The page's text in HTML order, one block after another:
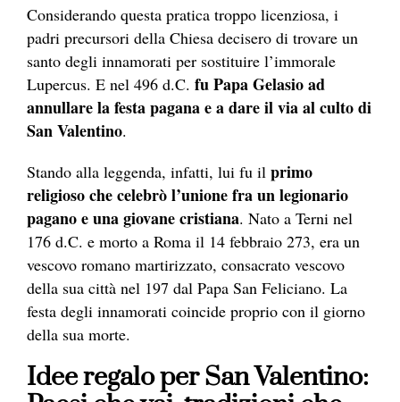
Considerando questa pratica troppo licenziosa, i
padri precursori della Chiesa decisero di trovare un
santo degli innamorati per sostituire l’immorale
Lupercus. E nel 496 d.C. fu Papa Gelasio ad
annullare la festa pagana e a dare il via al culto di
San Valentino.
Stando alla leggenda, infatti, lui fu il primo
religioso che celebrò l’unione fra un legionario
pagano e una giovane cristiana. Nato a Terni nel
176 d.C. e morto a Roma il 14 febbraio 273, era un
vescovo romano martirizzato, consacrato vescovo
della sua città nel 197 dal Papa San Feliciano. La
festa degli innamorati coincide proprio con il giorno
della sua morte.
Idee regalo per San Valentino: